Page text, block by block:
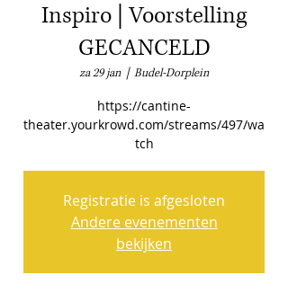
Inspiro | Voorstelling
GECANCELD
za 29 jan
  |
Budel-Dorplein
https://cantine-
theater.yourkrowd.com/streams/497/wa
tch
Registratie is afgesloten
Andere evenementen
bekijken